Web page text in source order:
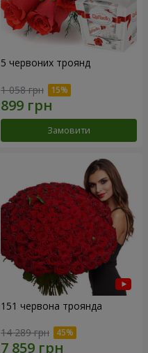
5 червоних троянд
1 058 грн
Замовити
151 червона троянда
14 289 грн